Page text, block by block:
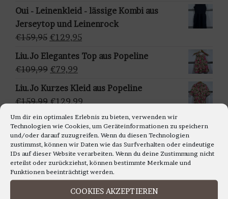
Um dir ein optimales Erlebnis zu bieten, verwenden wir
Technologien wie Cookies, um Geräteinformationen zu speichern
und/oder darauf zuzugreifen. Wenn du diesen Technologien
zustimmst, können wir Daten wie das Surfverhalten oder eindeutige
IDs auf dieser Website verarbeiten. Wenn du deine Zustimmung nicht
erteilst oder zurückziehst, können bestimmte Merkmale und
Funktionen beeinträchtigt werden.
COOKIES AKZEPTIEREN
a
u
s
ä
h
l
e
n
Preis
€169,99
Oui - Leinenkleid - lässige Kombi aus
Jerseytop und Leinenrock
€159,95 Ursprünglicher
war:
€159,95
€129,95Aktueller
ist:
Liu.Jo Elegantes Top aus Popeline
€109,99 Ursprünglicher
€79,99
Preis
Liu.Jo Kurzes Kleid aus Popeline
€159,99 Ursprünglicher
Preis
war:
€159,99
€129,99
Preis
ist:
€129,99.
Francomina - Ärmellosestricktop in
verschiedenen Farben
€99,99 Ursprünglicher
Preis
war:
€79,99Aktueller
Preis
ist:
LIEBE KUNDINNEN,